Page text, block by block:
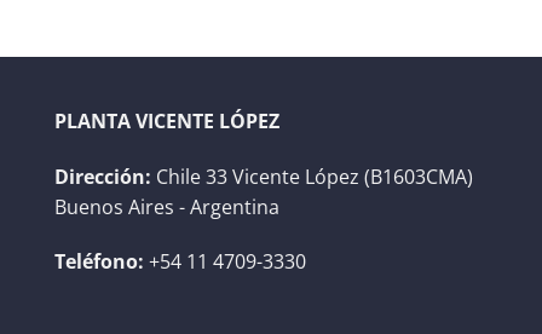
PLANTA VICENTE LÓPEZ
Dirección: Chile 33 Vicente López (B1603CMA)
Buenos Aires - Argentina
Teléfono: +54 11 4709-3330